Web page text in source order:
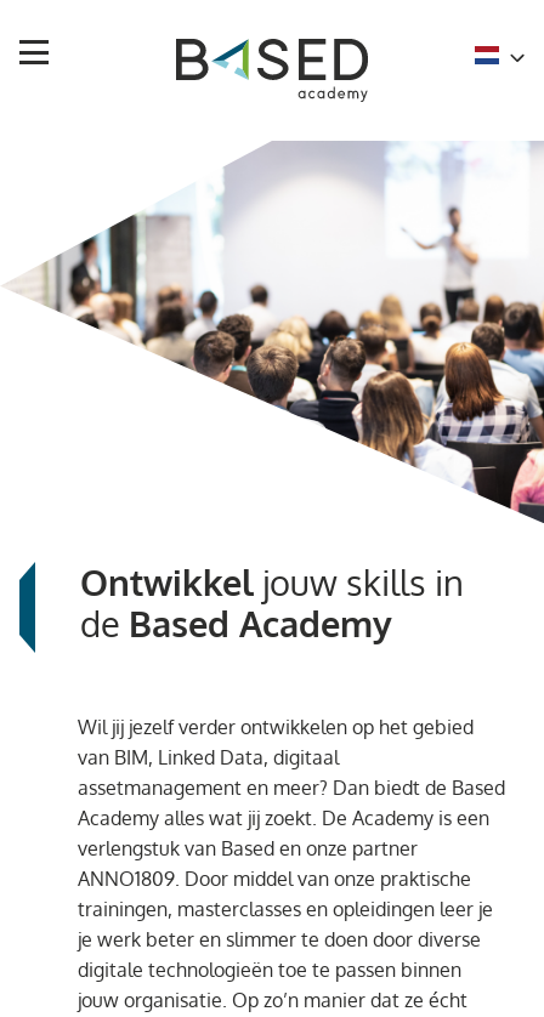
Ontwikkel jouw skills in
de Based Academy
Wil jij jezelf verder ontwikkelen op het gebied
van BIM, Linked Data, digitaal
assetmanagement en meer? Dan biedt de Based
Academy alles wat jij zoekt. De Academy is een
verlengstuk van Based en onze partner
ANNO1809. Door middel van onze praktische
trainingen, masterclasses en opleidingen leer je
je werk beter en slimmer te doen door diverse
digitale technologieën toe te passen binnen
jouw organisatie. Op zo’n manier dat ze écht